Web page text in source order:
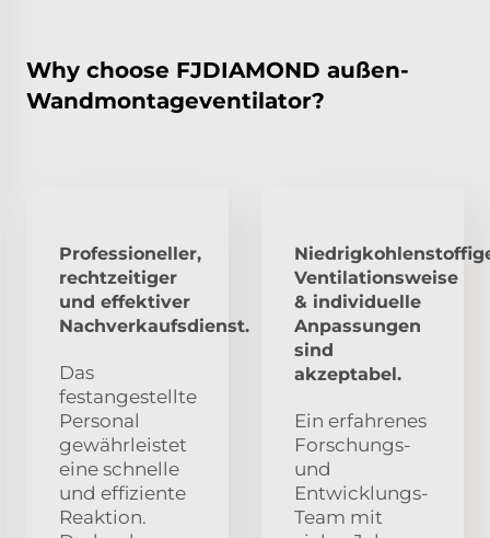
Why choose FJDIAMOND außen-
Wandmontageventilator?
Professioneller,
rechtzeitiger
und effektiver
Nachverkaufsdienst.
Das
festangestellte
Personal
gewährleistet
eine schnelle
und effiziente
Reaktion.
Ventilationsweise
& individuelle
Anpassungen
sind
akzeptabel.
Ein erfahrenes
Forschungs-
und
Entwicklungs-
Team mit